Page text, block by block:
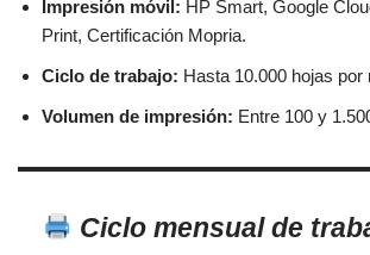
Impresión móvil: HP Smart, Google
Print, Certificación Mopria.
Ciclo de trabajo: Hasta 10.000 hojas por
Volumen de impresión: Entre 100 y
Ciclo mensual de